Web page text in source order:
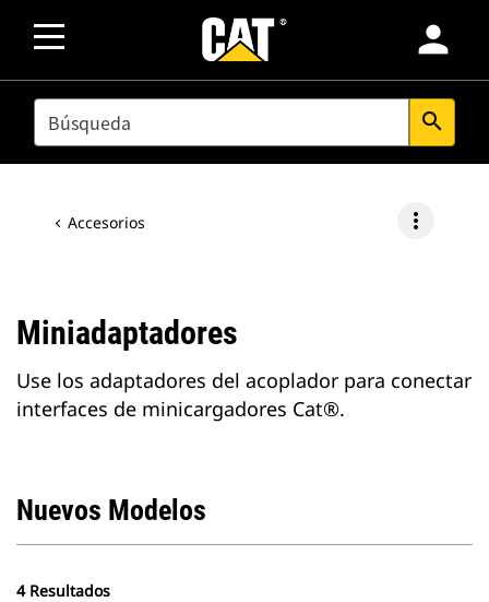
person
SEARCH search
Accesorios more_vert
Miniadaptadores
Use los adaptadores del acoplador para conectar
interfaces de minicargadores Cat®.
Nuevos Modelos
4 Resultados